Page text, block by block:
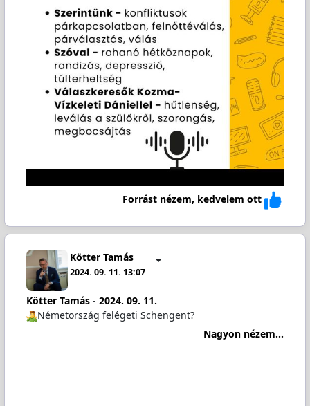
Forrást nézem, kedvelem ott
Kötter Tamás
2024. 09. 11. 13:07
Kötter Tamás- 2024. 09. 11.
️Németország felégeti Schengent?
Nagyon nézem...